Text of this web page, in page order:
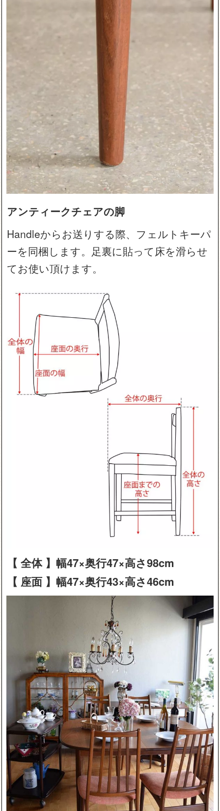
アンティークチェアの脚
Handleからお送りする際、フェルトキーパ
ーを同梱します。足裏に貼って床を滑らせ
てお使い頂けます。
【 全体 】幅47×奥行47×高さ98cm
【 座面 】幅47×奥行43×高さ46cm